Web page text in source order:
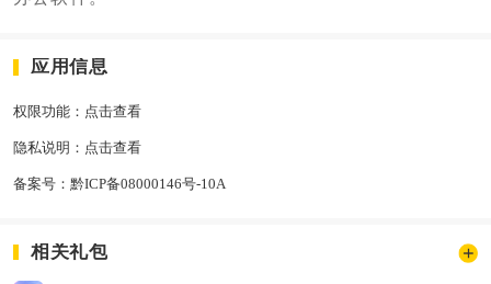
应用信息
权限功能： 点击查看
隐私说明： 点击查看
备案号： 黔ICP备08000146号-10A
相关礼包